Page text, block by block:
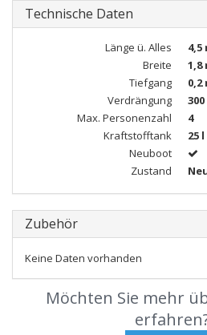
Technische Daten
Länge ü. Alles
4,5
Breite
1,8
Tiefgang
0,2
Verdrängung
Max. Personenzahl
4
Kraftstofftank
25 l
Neuboot
Zustand
Zubehör
Keine Daten vorhanden
Möchten Sie mehr